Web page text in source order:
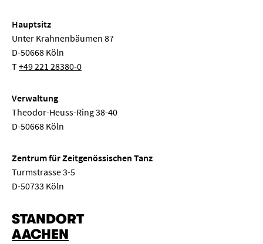
Hauptsitz
Unter Krahnenbäumen 87
D-50668 Köln
T+49 221 28380-0
Verwaltung
Theodor-Heuss-Ring 38-40
D-50668 Köln
Zentrum für Zeitgenössischen Tanz
Turmstrasse 3-5
D-50733 Köln
STANDORT
AACHEN